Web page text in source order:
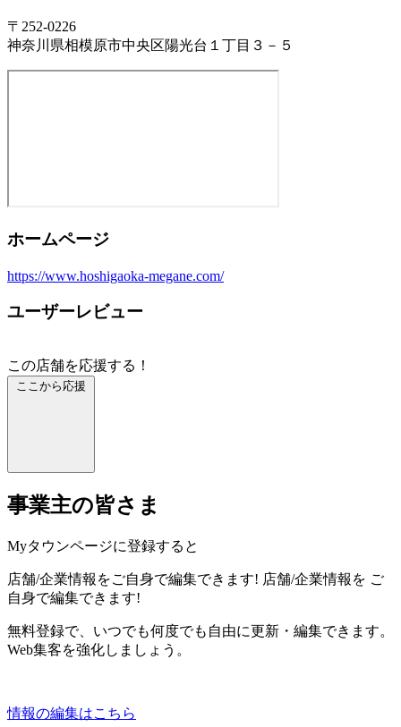
〒252-0226
神奈川県相模原市中央区陽光台１丁目３－５
ホームページ
https://www.hoshigaoka-megane.com/
ユーザーレビュー
この店舗を応援する！
ここから応援
事業主の皆さま
Myタウンページに登録すると
店舗/企業情報をご自身で編集できます! 店舗/企業情報を ご
自身で編集できます!
無料登録で、いつでも何度でも自由に更新・編集できます。
Web集客を強化しましょう。
情報の編集はこちら